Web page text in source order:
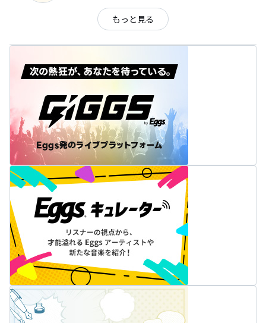
もっと見る